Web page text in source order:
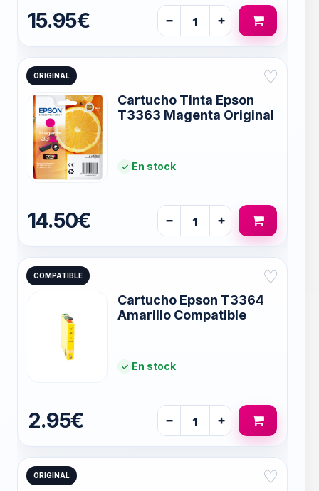
15.95€ − +
ORIGINAL ♡
Cartucho Tinta Epson
T3363 Magenta Original
En stock
14.50€ − +
COMPATIBLE ♡
Cartucho Epson T3364
Amarillo Compatible
En stock
2.95€ − +
ORIGINAL ♡